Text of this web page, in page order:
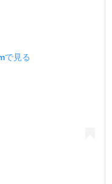
で見る